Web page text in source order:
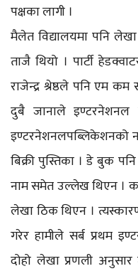
पक्षका लागी ।
मैलेत विद्यालयमा पनि
ताजै थियो । पार्टी
राजेन्द्र श्रेष्ठले पनि एम
दुबै जानाले इण्टरनेशनल
इण्टरनेशनलपब्लिकेशनको
बिक्री पुस्तिका । डे बुक
नाम समेत उल्लेख थिएन ।
लेखा ठिक थिएन ।
गरेर हामीले सर्ब प्रथम
दोहो लेखा प्रणली